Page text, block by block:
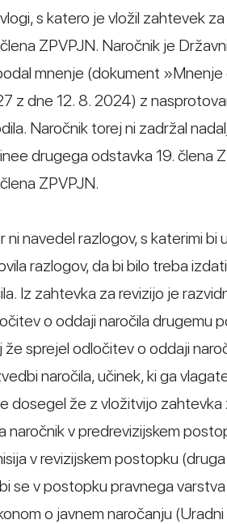
s katero je vložil zahtevek
ZPVPJN. Naročnik je
mnenje (dokument
z dne 12. 8. 2024) z
Naročnik torej ni zadržal
drugega odstavka 19. člena
ZPVPJN.
ni navedel razlogov, s katerimi
razlogov, da bi bilo treba
Iz zahtevka za revizijo je
o oddaji naročila drugemu
že sprejel odločitev o oddaji
naročila, učinek, ki ga
dosegel že z vložitvijo
naročnik v predrevizijskem
v revizijskem postopku
se v postopku pravnega
o javnem naročanju